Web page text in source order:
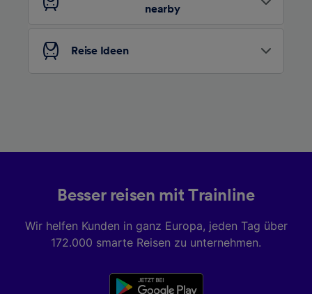
nearby
Reise Ideen
Besser reisen mit Trainline
Wir helfen Kunden in ganz Europa, jeden Tag über
172.000 smarte Reisen zu unternehmen.
Liste der Partner (Lieferanten)